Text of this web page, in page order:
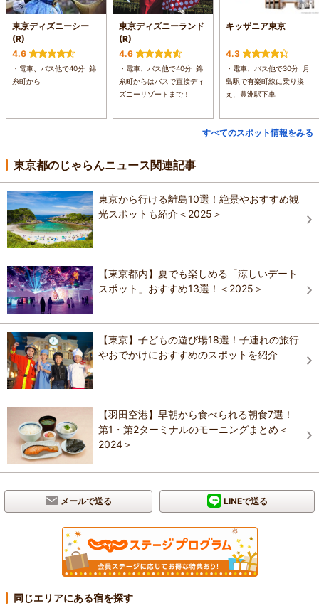
東京ディズニーシー
(R)
4.6
・電車、バス他で40分 錦
糸町から
東京ディズニーランド
(R)
4.6
・電車、バス他で40分 錦
糸町からはバスで直接ディ
ズニーリゾートまで！
キッザニア東京
4.3
・電車、バス他で30分 月
島駅で有楽町線に乗り換
え、豊洲駅下車
すべてのスポット情報をみる
東京都のじゃらんニュース関連記事
東京から行ける離島10選！絶景やおすすめ観
光スポットも紹介＜2025＞
【東京都内】夏でも楽しめる「涼しいデート
スポット」おすすめ13選！＜2025＞
【東京】子どもの遊び場18選！子連れの旅行
やおでかけにおすすめのスポットを紹介
【羽田空港】早朝から食べられる朝食7選！
第1・第2ターミナルのモーニングまとめ＜
2024＞
メールで送る LINEで送る
同じエリアにある宿を探す